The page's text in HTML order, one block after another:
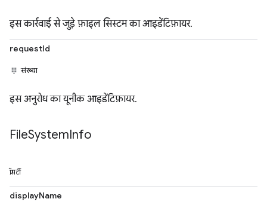
इस कार्रवाई से जुड़े फ़ाइल सिस्टम का आइडेंटिफ़ायर.
requestId
संख्या
इस अनुरोध का यूनीक आइडेंटिफ़ायर.
FileSystemInfo
प्रॉपर्टी
displayName